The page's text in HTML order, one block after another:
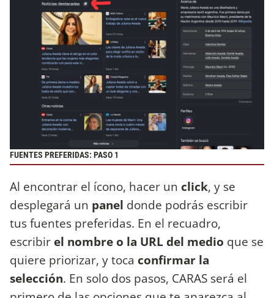
FUENTES PREFERIDAS: PASO 1
Al encontrar el ícono, hacer un click, y se
desplegará un panel donde podrás escribir
tus fuentes preferidas. En el recuadro,
escribir el nombre o la URL del medio que se
quiere priorizar, y toca confirmar la
selección. En solo dos pasos, CARAS será el